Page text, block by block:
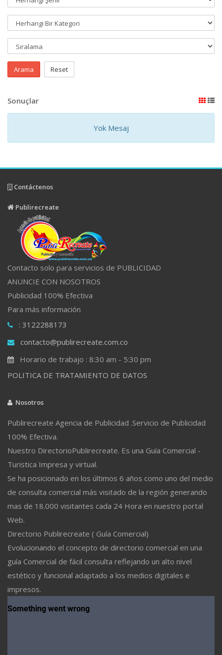
Arama Reset
Sonuçlar
Yok Mesaj
Contáctenos
Publirecreate
Contacto solo para servicios de PUBLICIDAD
ANUNCIE CON NOSOTROS
Publicidad 100% Efectiva
Para más información
: 3122288173
contacto@publirecreate.com.co
Horario de trabajo : 8:30 am - 5:30 pm
POLITICA DE TRATAMIENTO DE DATOS
Nosotros
Publirecreate Agencia de Publicidad .Servicio de Publicidad
100% Efectiva.
Nuestro DirectorioPublirecreate. Es una Guía Comercial -
Turistica Impresa y virtual.
Se ha posicionado en los últimos 6 años como uno del medio
de consulta comercial más visitado de la región generando
mas de 18.000 visitantes cada 24 Hora en nuestro portal
Web.
Directorio Publirecreate ( Guía Comercial)
Evolucionando el concepto de directorio comercial en una
guía Comercial de fácil consulta reflejando un alto nivel
estético y funcional adaptado a los medios digitales e
impresos.